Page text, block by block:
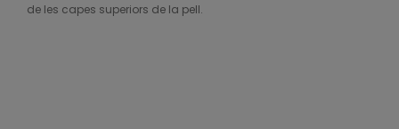
de les capes superiors de la pell.